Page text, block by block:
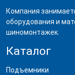
Компания
оборудования и
шиномонтажек.
Каталог
Подъемники